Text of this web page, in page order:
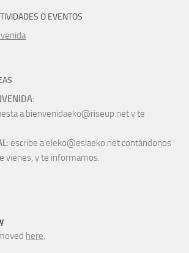
O EVENTOS
:
a bienvenidaeko@riseup.net y te
: escribe a eleko@eslaeko.net contándonos
vienes, y te informamos.
here.